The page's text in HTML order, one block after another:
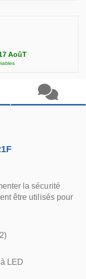
AoûT
la sécurité
être utilisés pour
LED